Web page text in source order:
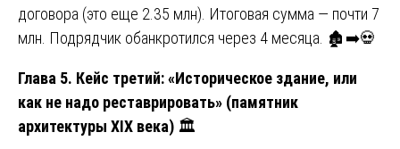
договора (это еще 2.35 млн). Итоговая сумма — почти 7
млн. Подрядчик обанкротился через 4 месяца. 🏚️➡️💀
Глава 5. Кейс третий: «Историческое здание, или
как не надо реставрировать» (памятник
архитектуры XIX века) 🏛️